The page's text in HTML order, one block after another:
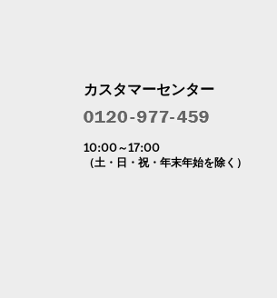
カスタマーセンター
10:00～17:00
（土・日・祝・年末年始を除く）